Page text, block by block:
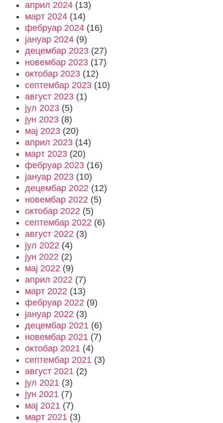
април 2024 (13)
март 2024 (14)
фебруар 2024 (16)
јануар 2024 (9)
децембар 2023 (27)
новембар 2023 (17)
октобар 2023 (12)
септембар 2023 (10)
август 2023 (1)
јул 2023 (5)
јун 2023 (8)
мај 2023 (20)
април 2023 (14)
март 2023 (20)
фебруар 2023 (16)
јануар 2023 (10)
децембар 2022 (12)
новембар 2022 (5)
октобар 2022 (5)
септембар 2022 (6)
август 2022 (3)
јул 2022 (4)
јун 2022 (2)
мај 2022 (9)
април 2022 (7)
март 2022 (13)
фебруар 2022 (9)
јануар 2022 (3)
децембар 2021 (6)
новембар 2021 (7)
октобар 2021 (4)
септембар 2021 (3)
август 2021 (2)
јул 2021 (3)
јун 2021 (7)
мај 2021 (7)
март 2021 (3)